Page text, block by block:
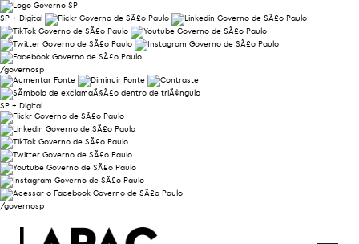
SP + Digital
/governosp
SP + Digital
/governosp